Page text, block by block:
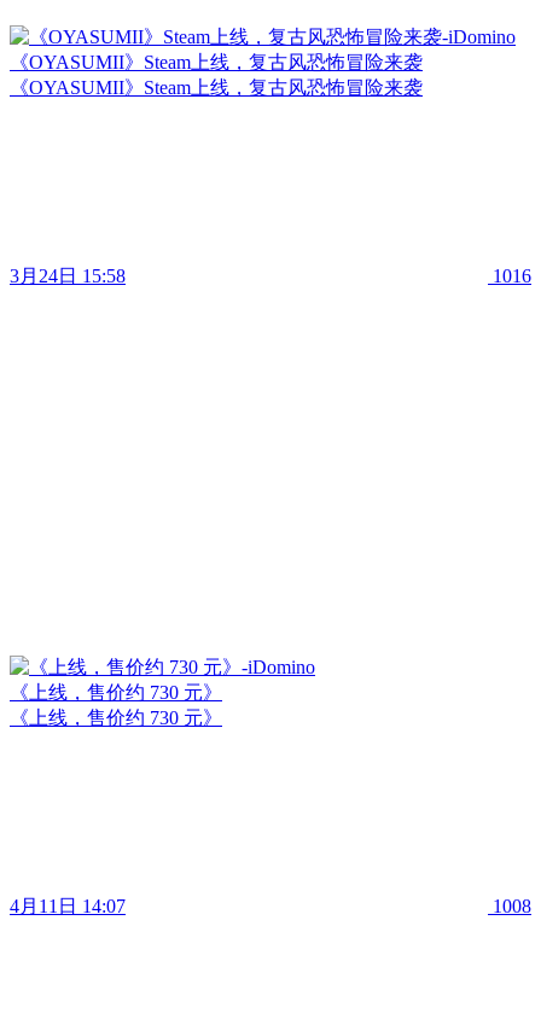
《OYASUMII》Steam上线，复古风恐怖冒险来袭
《OYASUMII》Steam上线，复古风恐怖冒险来袭
3月24日 15:58 1016
《上线，售价约 730 元》
《上线，售价约 730 元》
4月11日 14:07 1008